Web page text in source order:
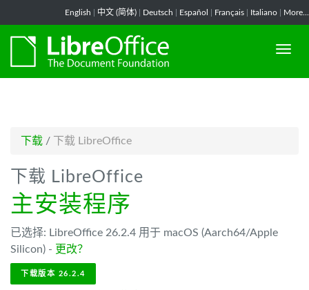
English 中文 (简体) Deutsch Español Français Italiano More...
下载 / 下载 LibreOffice
下载 LibreOffice
主安装程序
已选择: LibreOffice 26.2.4 用于 macOS (Aarch64/Apple
Silicon) - 更改？
下载版本 26.2.4